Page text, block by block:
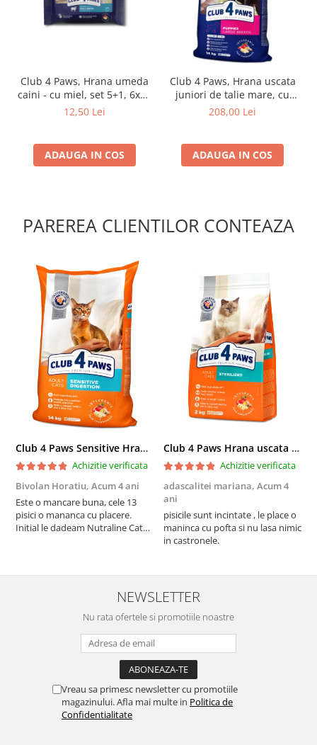
Club 4 Paws, Hrana umeda
caini - cu miel, set 5+1, 6x80
g
12,50 Lei
ADAUGA IN COS
Club 4 Paws, Hrana uscata
juniori de talie mare, cu
pui, 14kg
208,00 Lei
ADAUGA IN COS
PAREREA CLIENTILOR CONTEAZA
Club 4 Paws Sensitive Hrana uscata pisici adulte, 14kg
Achizitie verificata
Bivolan Horatiu, Acum 4 ani
Este o mancare buna, cele 13
pisici o mananca cu placere.
Initial le dadeam Nutraline Cat
nu o mananca cu placere. Eu
sunt multumit si voi continua cu
Club 4 Paws Hrana uscata pisici sterilizate, 2kg
Achizitie verificata
adascalitei mariana, Acum 4
ani
pisicile sunt incintate , le place o
maninca cu pofta si nu lasa nimic
in castronele.
NEWSLETTER
Nu rata ofertele si promotiile noastre
Vreau sa primesc newsletter cu promotiile
magazinului. Afla mai multe in Politica de
Confidentialitate